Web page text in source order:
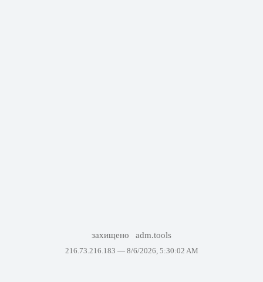
захищено adm.tools
216.73.216.183 — 8/6/2026, 5:30:02 AM